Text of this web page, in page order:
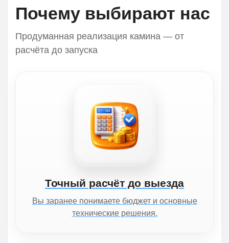
Почему выбирают нас
Продуманная реализация камина — от
расчёта до запуска
Точный расчёт до выезда
Вы заранее понимаете бюджет и основные
технические решения.